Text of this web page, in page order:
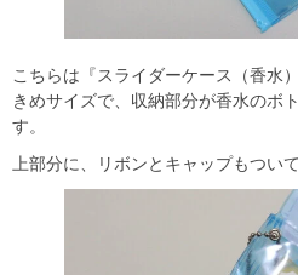
こちらは『スライダーケース（香水
きめサイズで、収納部分が香水のボ
す。
上部分に、リボンとキャップもつい